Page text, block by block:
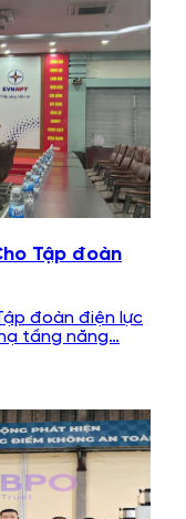
Tập đoàn
đoàn điện lực
tầng năng…